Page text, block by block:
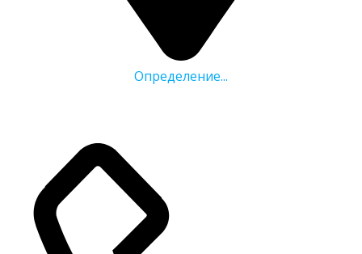
Определение...